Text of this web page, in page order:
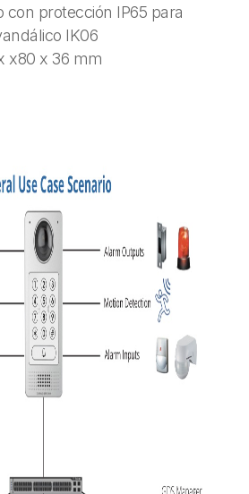
protección IP65 para
IK06
x80 x 36 mm